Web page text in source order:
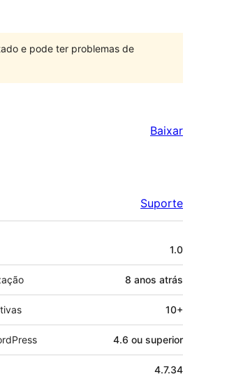
e pode ter problemas de
Baixar
Suporte
1.0
8 anos atrás
10+
4.6 ou superior
4.7.34